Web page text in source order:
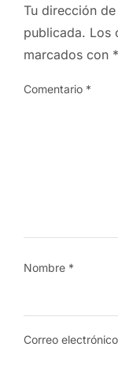
Tu dirección
publicada. Los
marcados con *
Comentario *
Nombre *
Correo electrónico